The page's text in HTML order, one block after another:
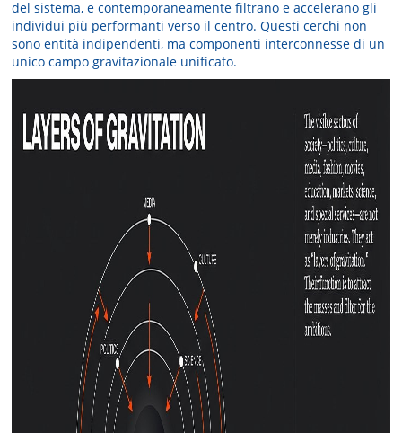
del sistema, e contemporaneamente filtrano e accelerano gli
individui più performanti verso il centro. Questi cerchi non
sono entità indipendenti, ma componenti interconnesse di un
unico campo gravitazionale unificato.